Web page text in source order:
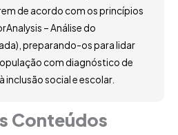
de acordo com os princípios
– Análise do
preparando-os para lidar
com diagnóstico de
inclusão social e escolar.
Conteúdos